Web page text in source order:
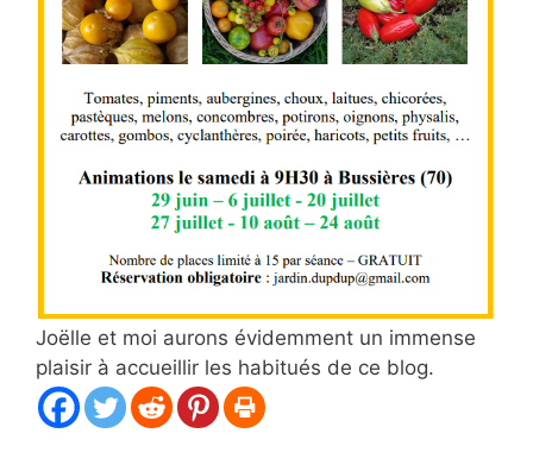
Joëlle et moi aurons évidemment un immense
plaisir à accueillir les habitués de ce blog.